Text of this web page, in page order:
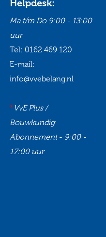
Helpdesk:
Ma t/m Do 9:00 - 13:00
uur
Tel: 0162 469 120
E-mail:
info@vvebelang.nl
*VvE Plus /
Bouwkundig
Abonnement- 9:00 -
17:00 uur
Facebook
Twitter
LinkedIn
Youtube